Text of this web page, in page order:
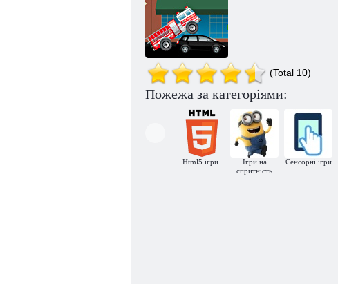
Врятуй мене!
Пожежна
машина
(Total 10)
Пожежа за категоріями:
Html5 ігри
Ігри на
спритність
Сенсорні ігри